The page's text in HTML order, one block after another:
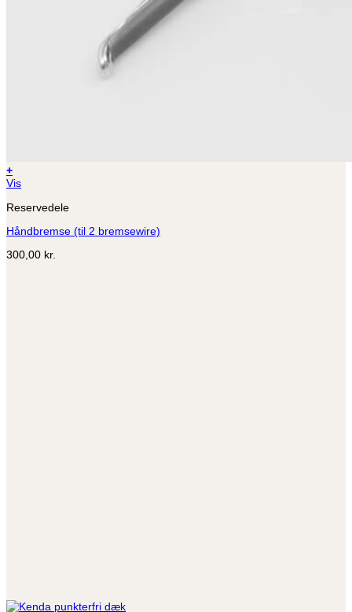
+
Vis
Reservedele
Håndbremse (til 2 bremsewire)
300,00 kr.